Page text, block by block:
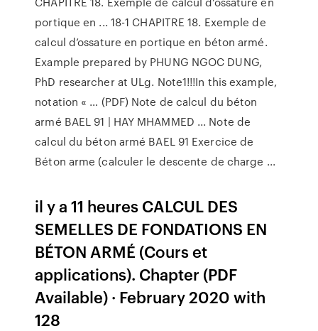
portique en ... 18-1 CHAPITRE 18. Exemple de
calcul d’ossature en portique en béton armé.
Example prepared by PHUNG NGOC DUNG,
PhD researcher at ULg. Note1!!!In this example,
notation « … (PDF) Note de calcul du béton
armé BAEL 91 | HAY MHAMMED ... Note de
calcul du béton armé BAEL 91 Exercice de
Béton arme (calculer le descente de charge ...
il y a 11 heures CALCUL DES
SEMELLES DE FONDATIONS EN
BÉTON ARMÉ (Cours et
applications). Chapter (PDF
Available) · February 2020 with
128